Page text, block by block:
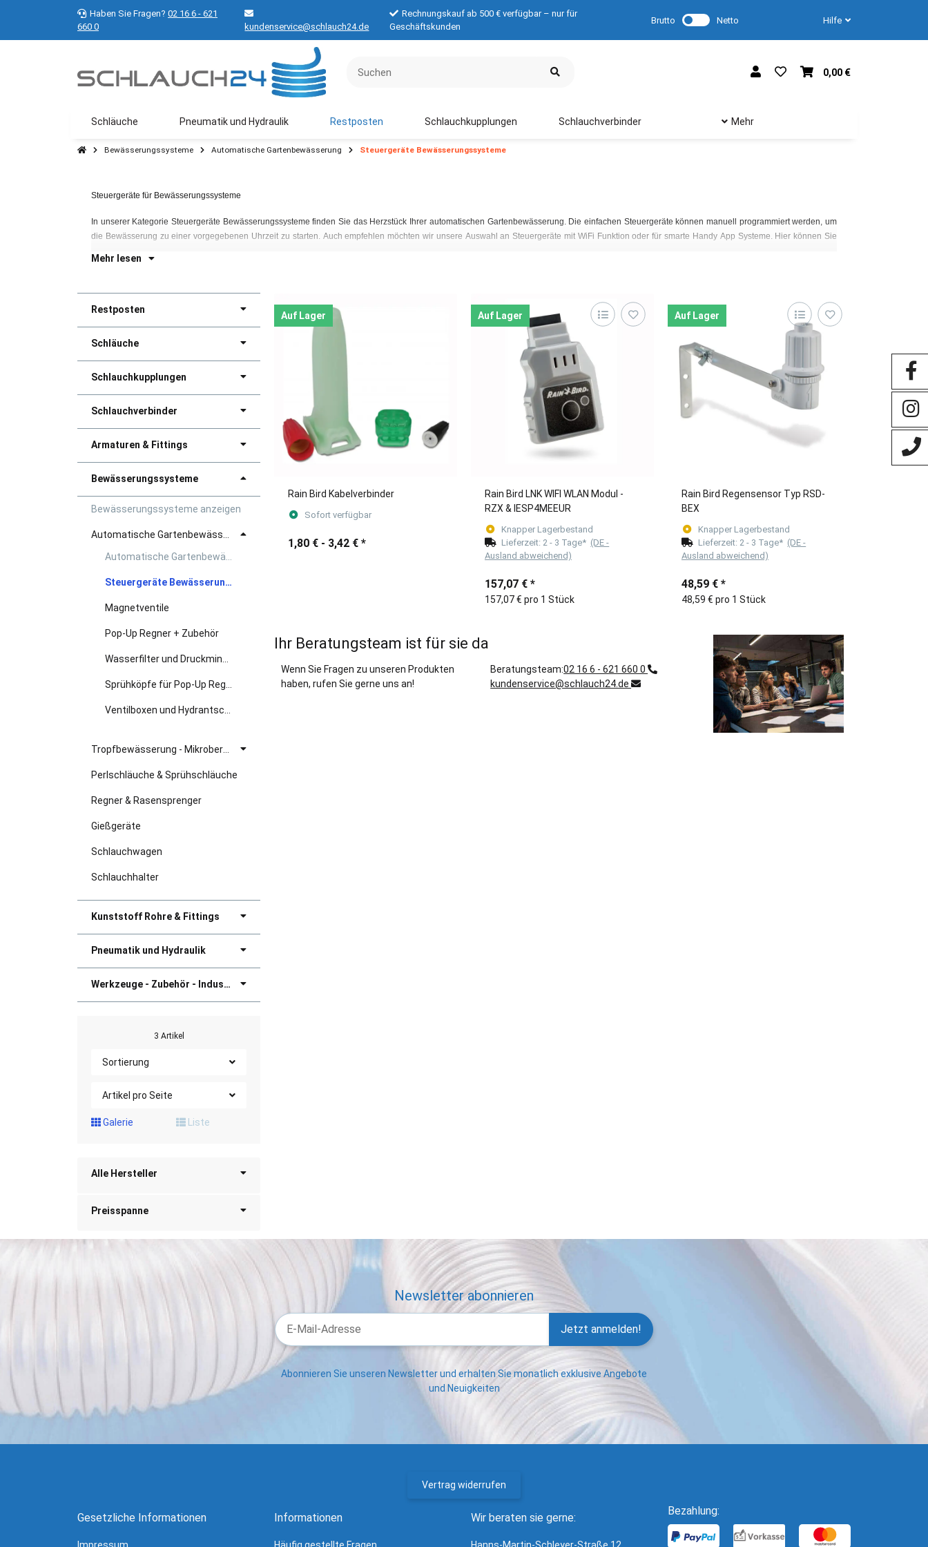
Haben Sie Fragen? 02 16 6 - 621
660 0
kundenservice@schlauch24.de
Rechnungskauf ab 500 € verfügbar – nur für
Geschäftskunden
Brutto Netto Hilfe
0,00 €
Schläuche Pneumatik und Hydraulik Restposten Schlauchkupplungen Schlauchverbinder Mehr
Bewässerungssysteme Automatische Gartenbewässerung Steuergeräte Bewässerungssysteme
Steuergeräte für Bewässerungssysteme
In unserer Kategorie Steuergeräte Bewässerungssysteme finden Sie das Herzstück Ihrer automatischen Gartenbewässerung. Die einfachen Steuergeräte können manuell programmiert werden, um
die Bewässerung zu einer vorgegebenen Uhrzeit zu starten. Auch empfehlen möchten wir unsere Auswahl an Steuergeräte mit WiFi Funktion oder für smarte Handy App Systeme. Hier können Sie
Mehr lesen
Restposten
Schläuche
Schlauchkupplungen
Schlauchverbinder
Armaturen & Fittings
Bewässerungssysteme
Bewässerungssysteme anzeigen
Steuergeräte Bewässerungssysteme
Magnetventile
Pop-Up Regner + Zubehör
Perlschläuche & Sprühschläuche
Regner & Rasensprenger
Gießgeräte
Schlauchwagen
Schlauchhalter
Kunststoff Rohre & Fittings
Pneumatik und Hydraulik
Werkzeuge - Zubehör - Industriebedarf
3 Artikel
Sortierung
Artikel pro Seite
Galerie Liste
Alle Hersteller
Preisspanne
Auf Lager
Rain Bird Kabelverbinder
Sofort verfügbar
1,80 € - 3,42 € *
Auf Lager
Rain Bird LNK WIFI WLAN Modul -
RZX & IESP4MEEUR
Knapper Lagerbestand
Lieferzeit: 2 - 3 Tage* (DE -
Ausland abweichend)
157,07 € *
157,07 € pro 1 Stück
Auf Lager
Rain Bird Regensensor Typ RSD-
BEX
Knapper Lagerbestand
Lieferzeit: 2 - 3 Tage* (DE -
Ausland abweichend)
48,59 € *
48,59 € pro 1 Stück
Ihr Beratungsteam ist für sie da
Wenn Sie Fragen zu unseren Produkten
haben, rufen Sie gerne uns an!
Beratungsteam:02 16 6 - 621 660 0
kundenservice@schlauch24.de
Newsletter abonnieren
Jetzt anmelden!
Abonnieren Sie unseren Newsletter und erhalten Sie monatlich exklusive Angebote
und Neuigkeiten
Vertrag widerrufen
Gesetzliche Informationen Informationen Wir beraten sie gerne:
Bezahlung: